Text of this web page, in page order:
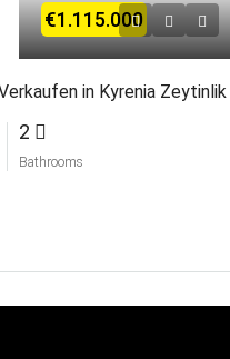
€1.115.000
in Kyrenia Zeytinlik
2
Bathrooms